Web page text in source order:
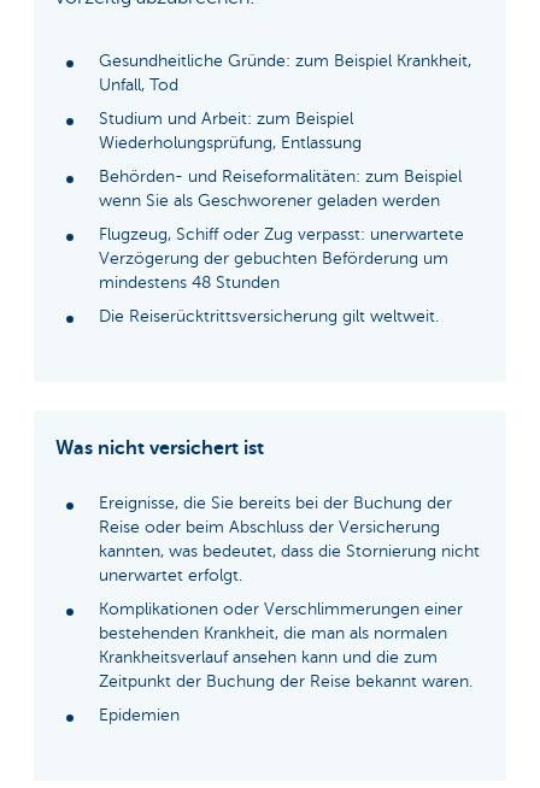
Gesundheitliche Gründe: zum Beispiel Krankheit,
Unfall, Tod
Studium und Arbeit: zum Beispiel
Wiederholungsprüfung, Entlassung
Behörden- und Reiseformalitäten: zum Beispiel
wenn Sie als Geschworener geladen werden
Flugzeug, Schiff oder Zug verpasst: unerwartete
Verzögerung der gebuchten Beförderung um
mindestens 48 Stunden
Die Reiserücktrittsversicherung gilt weltweit.
Was nicht versichert ist
Ereignisse, die Sie bereits bei der Buchung der
Reise oder beim Abschluss der Versicherung
kannten, was bedeutet, dass die Stornierung nicht
unerwartet erfolgt.
Komplikationen oder Verschlimmerungen einer
bestehenden Krankheit, die man als normalen
Krankheitsverlauf ansehen kann und die zum
Zeitpunkt der Buchung der Reise bekannt waren.
Epidemien